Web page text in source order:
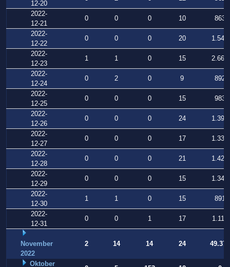
12-20
2022-
12-21
0 0 0 10
863
2022-
12-22
0 0 0 20
1.549
2022-
12-23
1 1 0 15
2.667
2022-
12-24
0 2 0 9
892
2022-
12-25
0 0 0 15
983
2022-
12-26
0 0 0 24
1.393
2022-
12-27
0 0 0 17
1.330
2022-
12-28
0 0 0 21
1.422
2022-
12-29
0 0 0 15
1.349
2022-
12-30
1 1 0 15
891
2022-
12-31
0 0 1 17 1.114
November
2022
2 14 14 24 49.377
Oktober